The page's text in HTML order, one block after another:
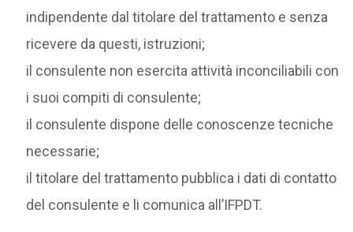
indipendente dal titolare del trattamento e senza
ricevere da questi, istruzioni;
il consulente non esercita attività inconciliabili con
i suoi compiti di consulente;
il consulente dispone delle conoscenze tecniche
necessarie;
il titolare del trattamento pubblica i dati di contatto
del consulente e li comunica all’IFPDT.